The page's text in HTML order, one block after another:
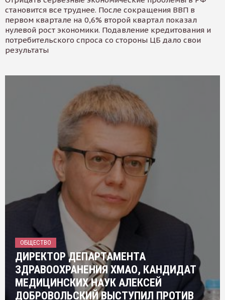
становится все труднее. После сокращения ВВП в
первом квартале на 0,6% второй квартал показал
нулевой рост экономики. Подавление кредитования и
потребительского спроса со стороны ЦБ дало свои
результаты
ОБЩЕСТВО
ДИРЕКТОР ДЕПАРТАМЕНТА
ЗДРАВООХРАНЕНИЯ ХМАО, КАНДИДАТ
МЕДИЦИНСКИХ НАУК АЛЕКСЕЙ
ДОБРОВОЛЬСКИЙ ВЫСТУПИЛ ПРОТИВ